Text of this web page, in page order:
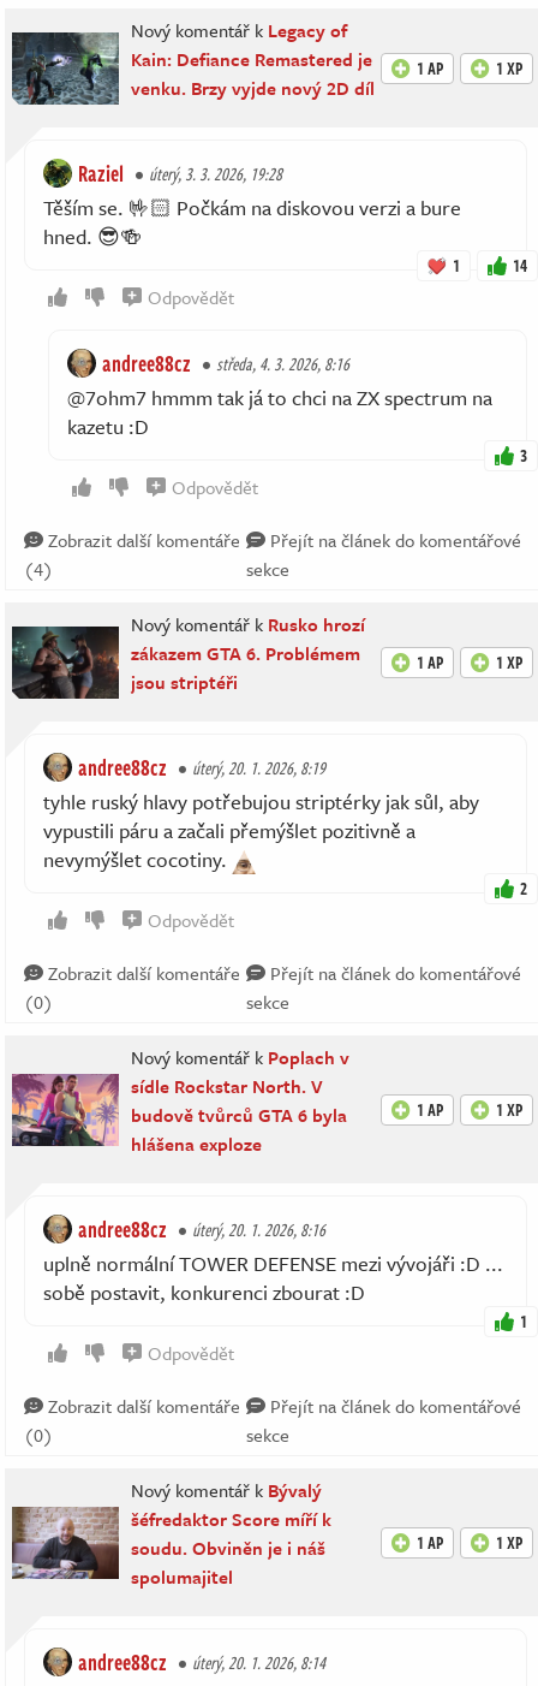
Nový komentář k Legacy of
Kain: Defiance Remastered je
venku. Brzy vyjde nový 2D díl
1 AP 1 XP
Raziel úterý, 3. 3. 2026, 19:28
Těším se. 🤟🏻 Počkám na diskovou verzi a bure
hned. 😎🍻
1 14
Odpovědět
andree88cz středa, 4. 3. 2026, 8:16
@7ohm7 hmmm tak já to chci na ZX spectrum na
kazetu :D
3
Odpovědět
Zobrazit další komentáře
(4)
Přejít na článek do komentářové
sekce
Nový komentář k Rusko hrozí
zákazem GTA 6. Problémem
jsou striptéři
1 AP 1 XP
andree88cz úterý, 20. 1. 2026, 8:19
tyhle ruský hlavy potřebujou striptérky jak sůl, aby
vypustili páru a začali přemýšlet pozitivně a
nevymýšlet cocotiny.
2
Odpovědět
Zobrazit další komentáře
(0)
Přejít na článek do komentářové
sekce
Nový komentář k Poplach v
sídle Rockstar North. V
budově tvůrců GTA 6 byla
hlášena exploze
1 AP 1 XP
andree88cz úterý, 20. 1. 2026, 8:16
uplně normální TOWER DEFENSE mezi vývojáři :D ...
sobě postavit, konkurenci zbourat :D
1
Odpovědět
Zobrazit další komentáře
(0)
Přejít na článek do komentářové
sekce
Nový komentář k Bývalý
šéfredaktor Score míří k
soudu. Obviněn je i náš
spolumajitel
1 AP 1 XP
andree88cz úterý, 20. 1. 2026, 8:14